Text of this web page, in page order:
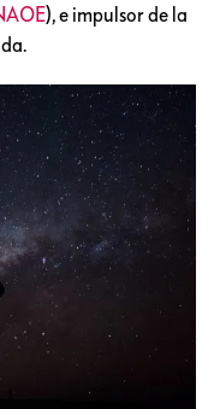
), e impulsor de la